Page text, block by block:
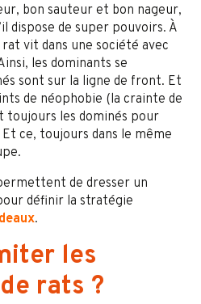
bon sauteur et bon nageur,
dispose de super pouvoirs. À
vit dans une société avec
les dominants se
sont sur la ligne de front. Et
de néophobie (la crainte de
toujours les dominés pour
ce, toujours dans le même
de dresser un
définir la stratégie
.
les
rats ?